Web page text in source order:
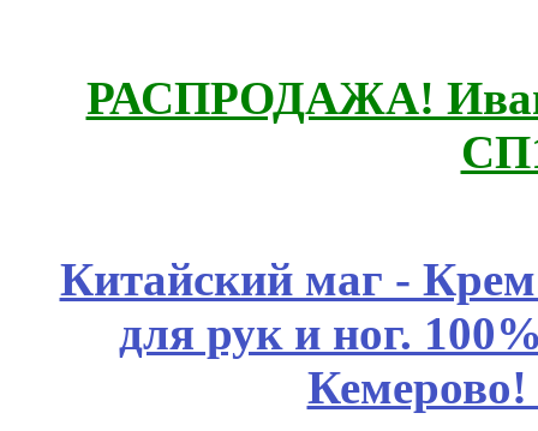
РАСПРОДАЖА!
Китайский маг -
для рук и ног.